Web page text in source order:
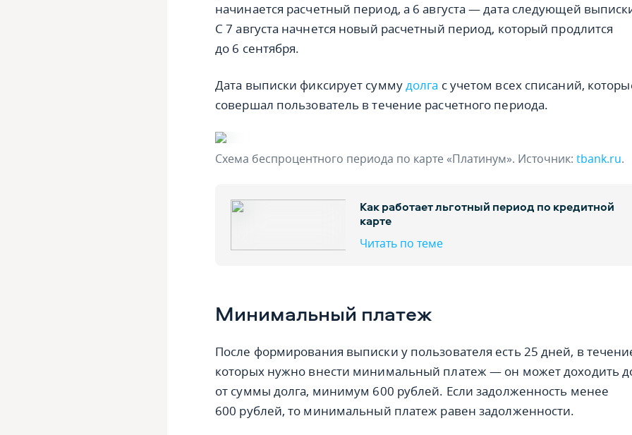
начинается расчетный период, а 6 августа — дата следующей
С 7 августа начнется новый расчетный период, который продлится
до 6 сентября.
Дата выписки фиксирует суммудолга с учетом всех списаний,
совершал пользователь в течение расчетного периода.
Схема беспроцентного периода по карте «Платинум». Источник: tbank.ru.
Как работает льготный период по кредитной
карте
Читать по теме
Минимальный платеж
После формирования выписки у пользователя есть 25 дней, в
которых нужно внести минимальный платеж — он может доходить
от суммы долга, минимум 600 рублей. Если задолженность менее
600 рублей, то минимальный платеж равен задолженности.